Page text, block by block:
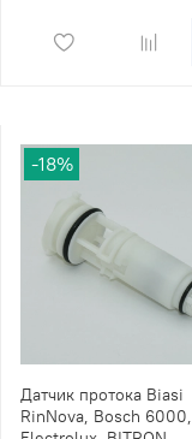
-18%
Датчик протока Biasi
RinNova, Bosch 6000,